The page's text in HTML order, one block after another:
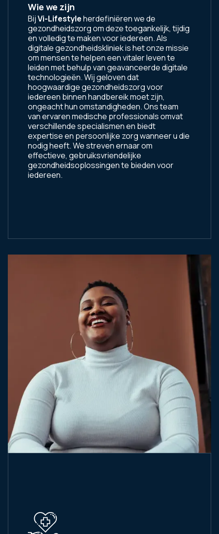
Wie we zijn
BijVi-Lifestyleherdefiniëren we de
gezondheidszorg om deze toegankelijk, tijdig
en volledig te maken voor iedereen. Als
digitale gezondheidskliniek is het onze missie
om mensen te helpen een vitaler leven te
leiden met behulp van geavanceerde digitale
technologieën. Wij geloven dat
hoogwaardige gezondheidszorg voor
iedereen binnen handbereik moet zijn,
ongeacht hun omstandigheden. Ons team
van ervaren medische professionals omvat
verschillende specialismen en biedt
expertise en persoonlijke zorg wanneer u die
nodig heeft. We streven ernaar om
effectieve, gebruiksvriendelijke
gezondheidsoplossingen te bieden voor
iedereen.